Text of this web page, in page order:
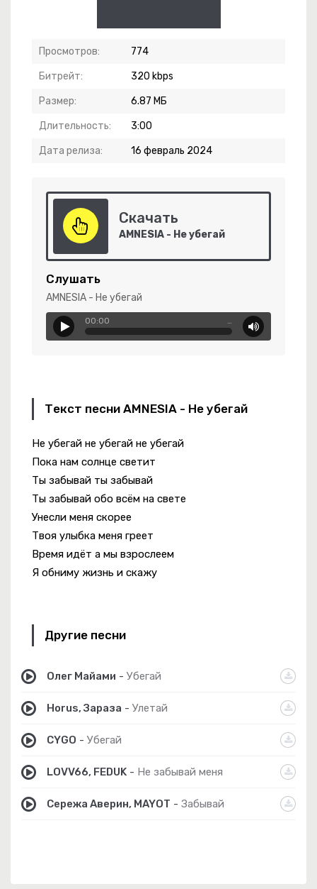
Просмотров: 774
Битрейт: 320 kbps
Размер: 6.87 МБ
Длительность: 3:00
Дата релиза: 16 февраль 2024
Скачать
AMNESIA - Не убегай
Слушать
AMNESIA - Не убегай
00:00 …
Текст песни AMNESIA - Не убегай
Не убегай не убегай не убегай
Пока нам солнце светит
Ты забывай ты забывай
Ты забывай обо всём на свете
Унесли меня скорее
Твоя улыбка меня греет
Время идёт а мы взрослеем
Я обниму жизнь и скажу
Другие песни
Олег Майами - Убегай
Horus, Зараза - Улетай
CYGO - Убегай
LOVV66, FEDUK - Не забывай меня
Сережа Аверин, MAYOT - Забывай